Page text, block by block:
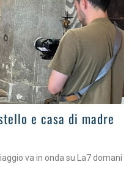
e casa di madre
va in onda su La7 domani